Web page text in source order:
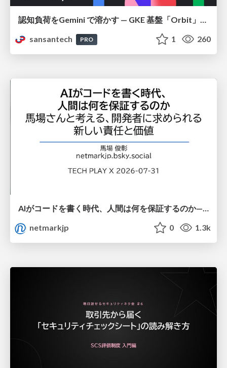
sansantech
PRO 1 260
AIがコードを書く時代、人間は何を保証するのか———馬場さんと考える、開発者に求められる新しい責任と価値 - TECH PLAY
netmarkjp
0 1.3k